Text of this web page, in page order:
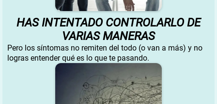
HAS INTENTADO CONTROLARLO DE
VARIAS MANERAS
Pero los síntomas no remiten del todo (o van a más) y no
logras entender qué es lo que te pasando.